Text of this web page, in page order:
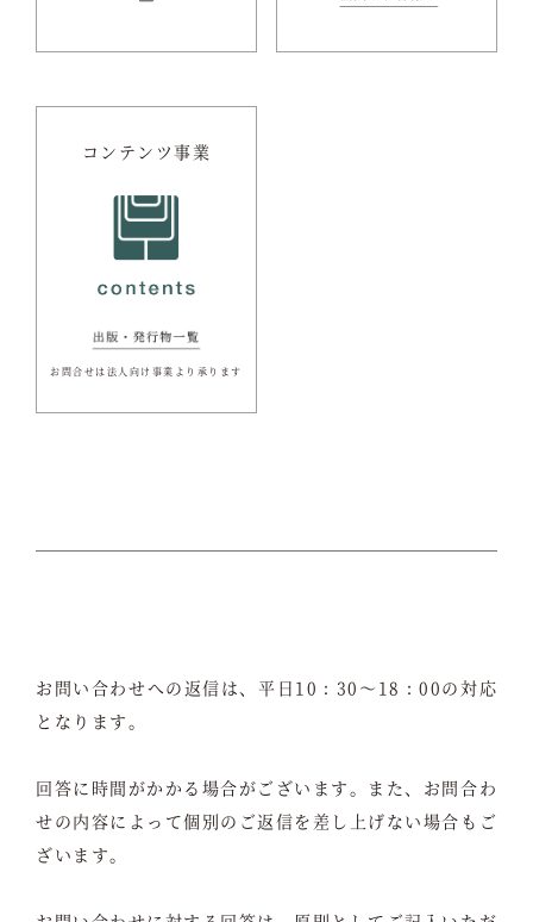
コンテンツ事業
お問合せは法人向け事業より承ります
お問い合わせへの返信は、平日10：30～18：00の対応
となります。
回答に時間がかかる場合がございます。また、お問合わ
せの内容によって個別のご返信を差し上げない場合もご
ざいます。